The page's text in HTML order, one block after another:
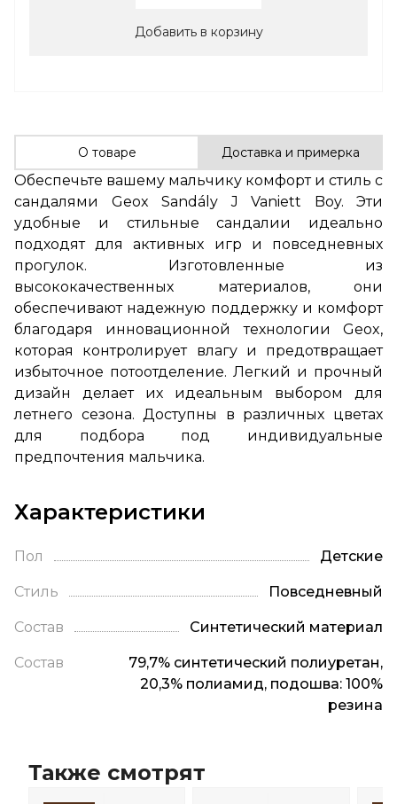
Добавить в корзину
О товаре Доставка и примерка
Обеспечьте вашему мальчику комфорт и стиль с
сандалями Geox Sandály J Vaniett Boy. Эти
удобные и стильные сандалии идеально
подходят для активных игр и повседневных
прогулок. Изготовленные из
высококачественных материалов, они
обеспечивают надежную поддержку и комфорт
благодаря инновационной технологии Geox,
которая контролирует влагу и предотвращает
избыточное потоотделение. Легкий и прочный
дизайн делает их идеальным выбором для
летнего сезона. Доступны в различных цветах
для подбора под индивидуальные
предпочтения мальчика.
Характеристики
Пол Детские
Стиль Повседневный
Состав Синтетический материал
Состав
79,7% синтетический полиуретан,
20,3% полиамид, подошва: 100%
резина
Также смотрят